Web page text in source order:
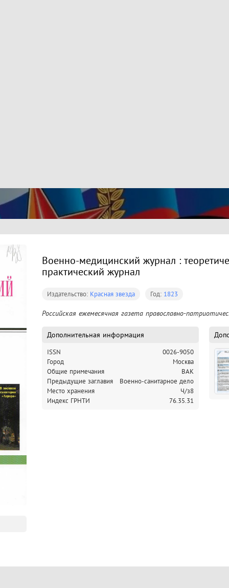
Военно-медицинский журнал :
практический журнал
Издательство: Красная звезда Год: 1823
Российская ежемесячная газета православно-
Дополнительная информация
ISSN
0026-9050
Город
Москва
Общие примечания
ВАК
Предыдущие заглавия
Военно-санитарное дело
Место хранения
Ч/з8
Индекс ГРНТИ
76.35.31